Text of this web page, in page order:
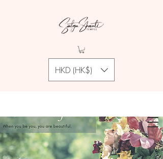
HKD (HK$)